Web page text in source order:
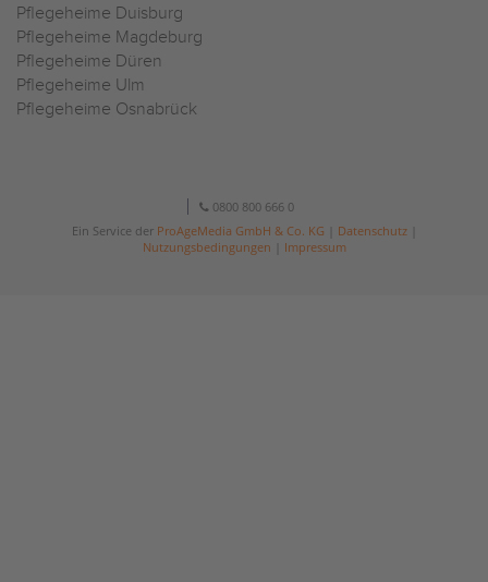
Pflegeheime Duisburg
Pflegeheime Magdeburg
Pflegeheime Düren
Pflegeheime Ulm
Pflegeheime Osnabrück
0800 800 666 0
Ein Service der ProAgeMedia GmbH & Co. KG Datenschutz|
Nutzungsbedingungen
Impressum